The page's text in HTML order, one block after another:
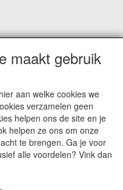
maakt gebruik
aan welke cookies we
verzamelen geen
helpen ons de site en je
helpen ze ons om onze
te brengen. Ga je voor
alle voordelen? Vink dan